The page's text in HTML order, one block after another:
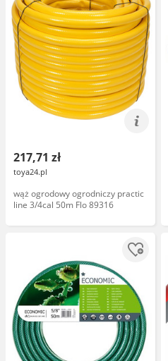
217,71 zł
toya24.pl
wąż ogrodowy ogrodniczy practic
line 3/4cal 50m Flo 89316